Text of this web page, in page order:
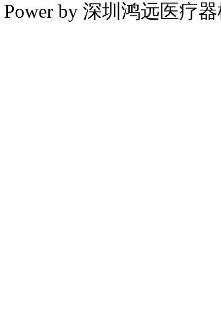
Power by 深圳鸿远医疗